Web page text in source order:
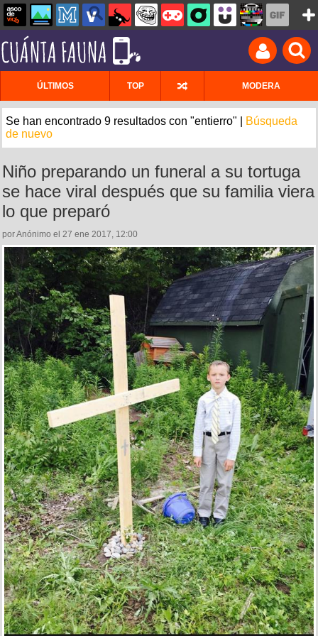
ÚLTIMOS TOP MODERA
Se han encontrado 9 resultados con "entierro" |
Búsqueda
de nuevo
Niño preparando un funeral a su tortuga
se hace viral después que su familia viera
lo que preparó
por Anónimo el 27 ene 2017, 12:00